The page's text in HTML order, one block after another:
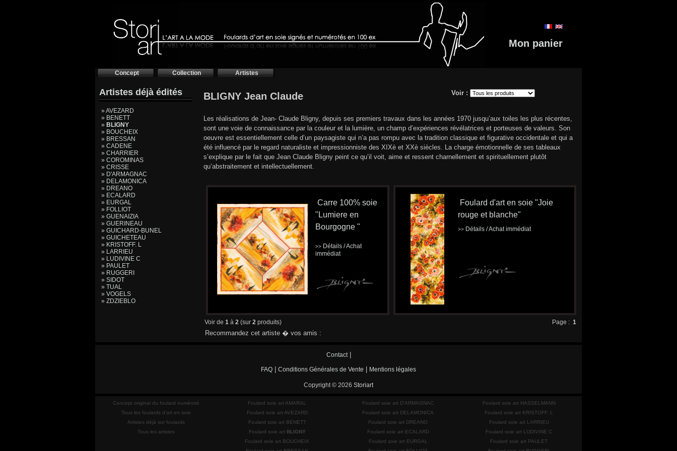
Mon panier
Concept Collection Artistes
Artistes déjà édités
» AVEZARD
» BENETT
» BLIGNY
» BOUCHEIX
» BRESSAN
» CADENE
» CHARRIER
» COROMINAS
» CRISSE
» D'ARMAGNAC
» DELAMONICA
» DREANO
» ECALARD
» EURGAL
» FOLLIOT
» GUENAIZIA
» GUERINEAU
» GUICHARD-BUNEL
» GUICHETEAU
» KRISTOFF. L
» LARRIEU
» LUDIVINE C
» PAULET
» RUGGERI
» SIDOT
» TUAL
» VOGELS
» ZDZIEBLO
BLIGNY Jean Claude Voir :
Les réalisations de Jean- Claude Bligny, depuis ses premiers travaux dans les années 1970 jusqu’aux toiles les plus récentes,
sont une voie de connaissance par la couleur et la lumière, un champ d’expériences révélatrices et porteuses de valeurs. Son
oeuvre est essentiellement celle d’un paysagiste qui n’a pas rompu avec la tradition classique et figurative occidentale et qui a
été influencé par le regard naturaliste et impressionniste des XIXè et XXè siècles. La charge émotionnelle de ses tableaux
s’explique par le fait que Jean Claude Bligny peint ce qu’il voit, aime et ressent charnellement et spirituellement plutôt
qu’abstraitement et intellectuellement.
Carre 100% soie
"Lumiere en
Bourgogne "
>> Détails / Achat
immédiat
Foulard d'art en soie "Joie
rouge et blanche"
>> Détails / Achat immédiat
Voir de 1 à 2 (sur 2 produits) Page : 1
Recommandez cet artiste � vos amis :
Contact|
FAQ Conditions Générales de Vente Mentions légales
Copyright © 2026 Storiart
Concept original du foulard numéroté
Tous les foulards d'art en soie
Artistes déjà sur foulards
Tous les artistes
Foulard soie art AMARAL
Foulard soie art AVEZARD
Foulard soie art BENETT
Foulard soie art BLIGNY
Foulard soie art BOUCHEIX
Foulard soie art D'ARMAGNAC
Foulard soie art DELAMONICA
Foulard soie art DREANO
Foulard soie art ECALARD
Foulard soie art EURGAL
Foulard soie art HASSELMANN
Foulard soie art KRISTOFF. L
Foulard soie art LARRIEU
Foulard soie art LUDIVINE C
Foulard soie art PAULET